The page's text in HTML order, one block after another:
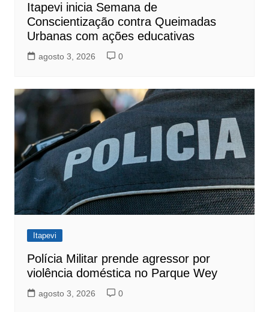
Itapevi inicia Semana de
Conscientização contra Queimadas
Urbanas com ações educativas
agosto 3, 2026 0
Itapevi
Polícia Militar prende agressor por
violência doméstica no Parque Wey
agosto 3, 2026 0